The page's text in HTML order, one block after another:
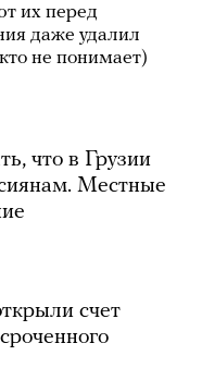
их перед
даже удалил
не понимает)
что в Грузии
Местные
счет